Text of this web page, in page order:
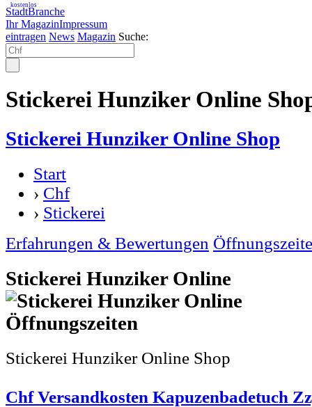
StadtBranche
Ihr MagazinImpressum
kostenlos
eintragen News Magazin Suche:
Stickerei Hunziker Online
Stickerei Hunziker Online Shop
Start
› Chf
› Stickerei
Erfahrungen & Bewertungen
Stickerei Hunziker Online
Stickerei Hunziker Online Shop
Chf Versandkosten Kapuzenbadetuch